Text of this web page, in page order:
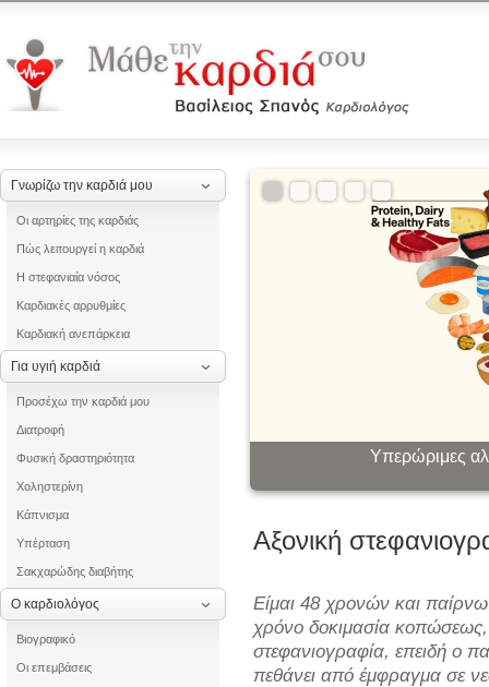
Γνωρίζω την καρδιά μου
Οι αρτηρίες της καρδιάς
Πώς λειτουργεί η καρδιά
Η στεφανιαία νόσος
Καρδιακές αρρυθμίες
Καρδιακή ανεπάρκεια
Για υγιή καρδιά
Προσέχω την καρδιά μου
Διατροφή
Φυσική δραστηριότητα
Χοληστερίνη
Κάπνισμα
Υπέρταση
Σακχαρώδης διαβήτης
Ο καρδιολόγος
Βιογραφικό
Οι επεμβάσεις
Υπερώριμες
Οι
Αξονική
Είμαι 48 χρονών και
χρόνο δοκιμασία
στεφανιογραφία, επειδή ο
πεθάνει από έμφραγμα σε